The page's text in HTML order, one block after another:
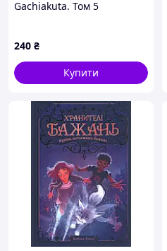
Gachiakuta. Том 5
240 ₴
Купити